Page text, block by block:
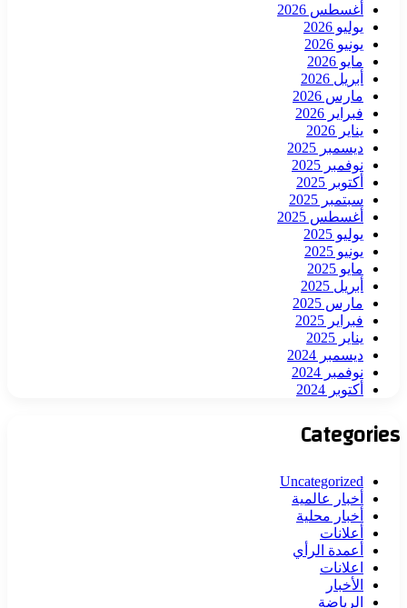
أغسطس 2026
يوليو 2026
يونيو 2026
مايو 2026
أبريل 2026
مارس 2026
فبراير 2026
يناير 2026
ديسمبر 2025
نوفمبر 2025
أكتوبر 2025
سبتمبر 2025
أغسطس 2025
يوليو 2025
يونيو 2025
مايو 2025
أبريل 2025
مارس 2025
فبراير 2025
يناير 2025
ديسمبر 2024
نوفمبر 2024
أكتوبر 2024
Categories
Uncategorized
أخبار عالمية
أخبار محلية
أعلانات
أعمدة الرأي
اعلانات
الأخبار
الرياضة